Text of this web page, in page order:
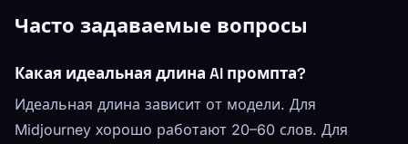
Часто задаваемые вопросы
Какая идеальная длина AI промпта?
Идеальная длина зависит от модели. Для
Midjourney хорошо работают 20–60 слов. Для